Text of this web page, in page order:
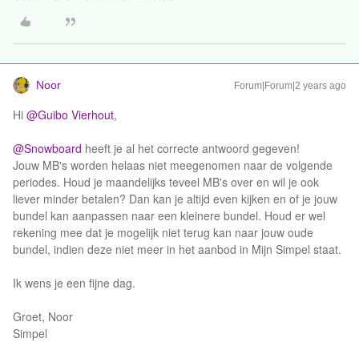
Noor Forum|Forum|2 years ago
Hi @Guibo Vierhout,
@Snowboard heeft je al het correcte antwoord gegeven!
Jouw MB's worden helaas niet meegenomen naar de volgende
periodes. Houd je maandelijks teveel MB's over en wil je ook
liever minder betalen? Dan kan je altijd even kijken en of je jouw
bundel kan aanpassen naar een kleinere bundel. Houd er wel
rekening mee dat je mogelijk niet terug kan naar jouw oude
bundel, indien deze niet meer in het aanbod in Mijn Simpel staat.
Ik wens je een fijne dag.
Groet, Noor
Simpel